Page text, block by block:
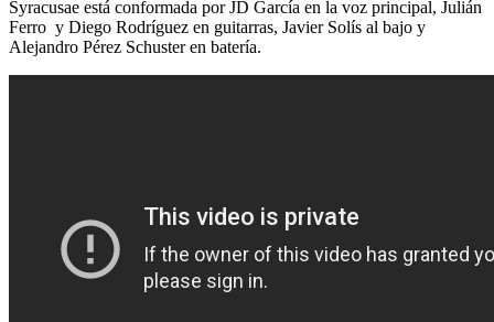
Syracusae está conformada por JD García en la voz principal, Julián
Ferro y Diego Rodríguez en guitarras, Javier Solís al bajo y
Alejandro Pérez Schuster en batería.